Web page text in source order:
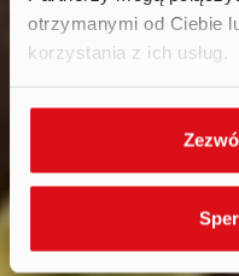
otrzymanymi od Ciebie
korzystania z ich usług.